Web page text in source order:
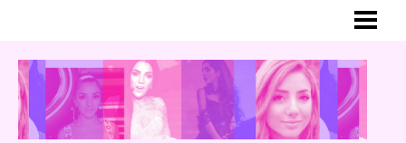
MER OM GINA
BLOGG
YOUTUBE